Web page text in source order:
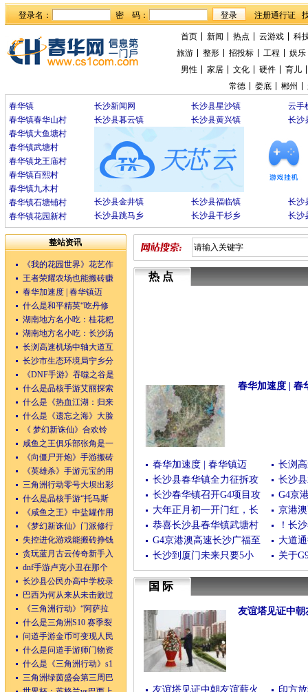
登录名： 密 码：
首页 新闻 热点 云游戏
科
旅游
整形 招投标 工程
娱乐
男性
家居 文化 硬件
育儿
常德
娄底 郴州
春华镇
春华镇春华山村
春华镇大鱼塘村
春华镇武塘村
春华镇龙王庙村
春华镇百熙村
春华镇九木村
春华镇石塘铺村
春华镇花园新村
长沙新闻网 长沙县星沙镇
云手
长沙县暮云镇
长沙县黄兴镇 长沙
长沙县金井镇 长沙县福临镇
长沙
长沙县跳马乡
长沙县干杉乡 长沙
整站资讯
《我的花园世界》花艺作
王者荣耀农场也能搬砖赚
春华加速度 | 春华镇迈
什么是和平精英“吃丹修
湖南地方名小吃：桂花粑
湖南地方名小吃：长沙汤
长浏高速机场中轴大道互
长沙市生态环境局宁乡分
《DNF手游》吞噬之谷是
什么是晶核手游艾丽探索
什么是《热血江湖：归来
什么是《遗忘之海》大脸
《 梦幻新诛仙》合欢铃
咸鱼之王俱乐部张角是一
《向僵尸开炮》手游搬砖
《英雄杀》手游元宝的用
三角洲行动零号大坝出彩
什么是晶核手游“托马斯
《咸鱼之王》中盐罐作用
《梦幻新诛仙》门派修行
失控进化游戏能搬砖挣钱
贪玩蓝月古云传奇新手入
dnf手游卢克小丑在那个
长沙县公民办高中学校录
巴西为何从来从未击败过
《三角洲行动》“阿萨拉
什么是三角洲S10 赛季裂
问道手游金币可变现人民
什么是问道手游师门物资
什么是《三角洲行动》s1
三角洲绿茵盛会第三周巴
热点
春华加速度 | 春
春华加速度 | 春华镇迈
长沙县春华镇全力征拆攻
长沙春华镇召开G4项目攻
大年正月初一开门红，长
恭喜长沙县春华镇武塘村
G4京港澳高速长沙广福至
长沙到厦门未来只要5小
长浏
长沙
G4京
京港
！长
大道
关于
国际
友谊塔见证中朝
友谊塔见证中朝友谊薪火
印方